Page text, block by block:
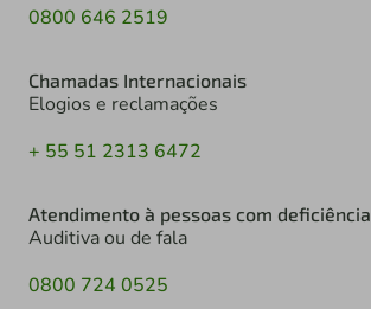
0800 646 2519
Chamadas Internacionais
Elogios e reclamações
+ 55 51 2313 6472
Atendimento à pessoas com deficiência
Auditiva ou de fala
0800 724 0525